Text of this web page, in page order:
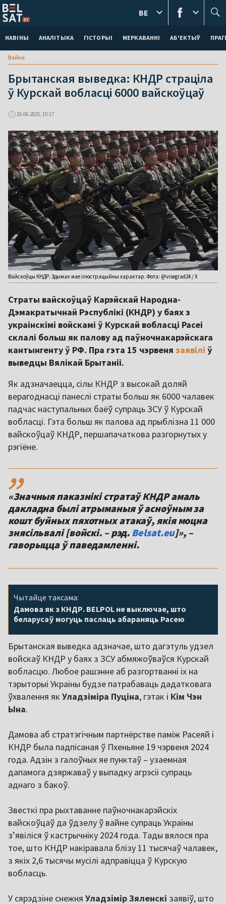
НАВІНЫ АНАЛІТЫКА ГІСТОРЫІ МЕРКАВАННI АБ'ЕКТЫЎ
BE
Вайна
Брытанская выведка: КНДР страціла
ў Курскай вобласці 6000 вайскоўцаў
16.06.2025, 10:17
Вайскоўцы КНДР. Здымак мае ілюстрацыйны характар. Фота: @visegrad24 / Х
Страты вайскоўцаў Карэйскай Народна-
Дэмакратычнай Рэспублікі (КНДР) у баях з
украінскімі войскамі ў Курскай вобласці Расеі
склалі больш як палову ад паўночнакарэйскага
кантынгенту ў РФ. Пра гэта 15 чэрвеня заявілі ў
выведцы Вялікай Брытаніі.
Як адзначаецца, сілы КНДР з высокай доляй
верагоднасці панеслі страты больш як 6000 чалавек
падчас наступальных баёў супраць ЗСУ ў Курскай
вобласці. Гэта больш як палова ад прыблізна 11 000
вайскоўцаў КНДР, першапачаткова разгорнутых у
,,
«Значныя паказнікі стратаў КНДР амаль
дакладна былі атрыманыя ў асноўным за
кошт буйных пяхотных атакаў, якія моцна
знясільвалі [войскі. – рэд. Belsat.eu]», –
гаворыцца ў паведамленні.
Чытайце таксама:
Дамова як з КНДР. BELPOL не выключае, што
беларусаў могуць паслаць абараняць Расею
Брытанская выведка адзначае, што дагэтуль удзел
войскаў КНДР у баях з ЗСУ абмяжоўваўся Курскай
вобласцю. Любое рашэнне аб разгортванні іх на
тэрыторыі Украіны будзе патрабаваць дадатковага
ўхвалення як Уладзіміра Пуціна, гэтак і Кім Чэн
Ына.
Дамова аб стратэгічным партнёрстве паміж Расеяй і
КНДР была падпісаная ў Пхеньяне 19 чэрвеня 2024
года. Адзін з галоўных яе пунктаў – узаемная
дапамога дзяржаваў у выпадку агрэсіі супраць
аднаго з бакоў.
Звесткі пра рыхтаванне паўночнакарэйскіх
вайскоўцаў да ўдзелу ў вайне супраць Украіны
з’явіліся ў кастрычніку 2024 года. Тады вялося пра
тое, што КНДР накіравала блізу 11 тысячаў чалавек,
з якіх 2,6 тысячы мусілі адправіцца ў Курскую
вобласць.
У сярэдзіне снежня Уладзімір Зяленскі заявіў, што